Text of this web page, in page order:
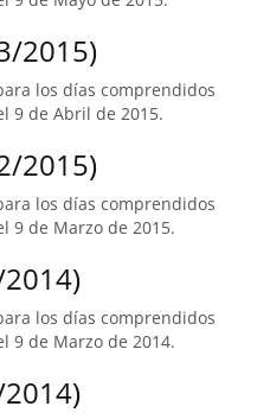
2015)
los días comprendidos
9 de Abril de 2015.
2015)
los días comprendidos
9 de Marzo de 2015.
los días comprendidos
9 de Marzo de 2014.